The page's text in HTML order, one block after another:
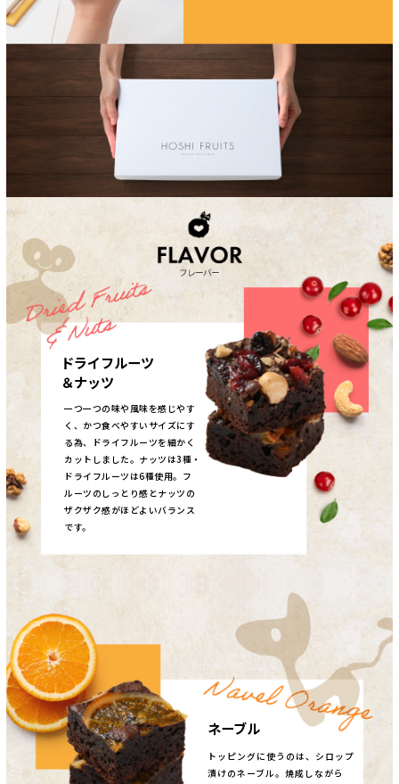
ドライフルーツ
＆ナッツ
一つ一つの味や風味を感じやす
く、かつ食べやすいサイズにす
る為、ドライフルーツを細かく
カットしました。ナッツは3種・
ドライフルーツは6種使用。フ
ルーツのしっとり感とナッツの
ザクザク感がほどよいバランス
です。
ネーブル
トッピングに使うのは、シロップ
漬けのネーブル。焼成しながら